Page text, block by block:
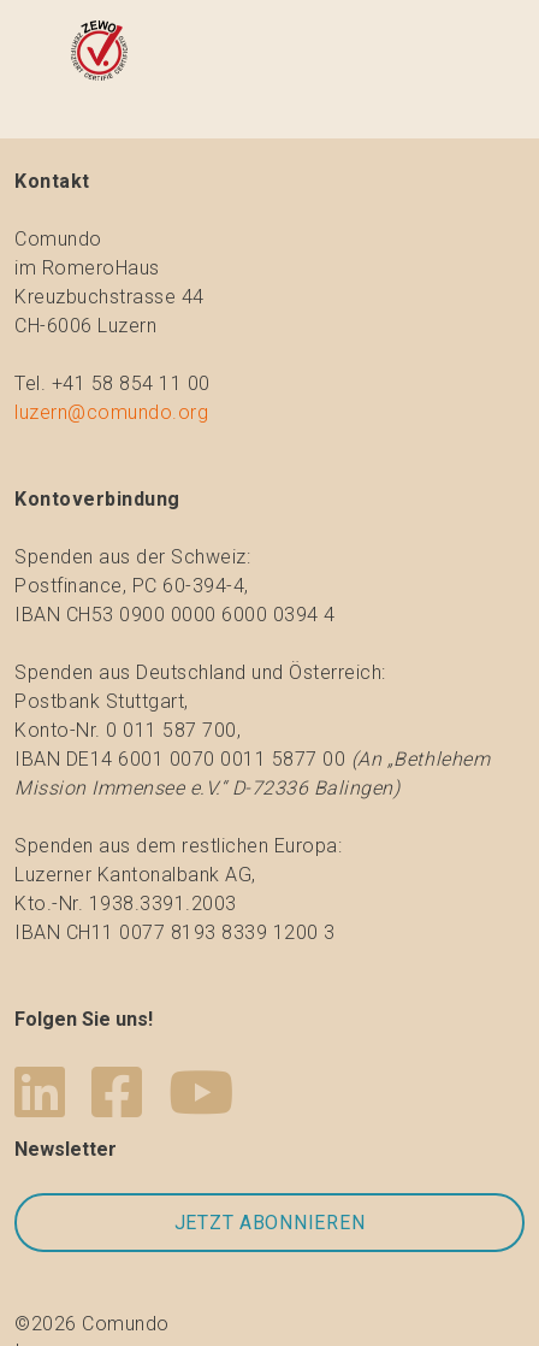
Kontakt
Comundo
im RomeroHaus
Kreuzbuchstrasse 44
CH-6006 Luzern
Tel. +41 58 854 11 00
luzern@comundo.org
Kontoverbindung
Spenden aus der Schweiz:
Postfinance, PC 60-394-4,
IBAN CH53 0900 0000 6000 0394 4
Spenden aus Deutschland und Österreich:
Postbank Stuttgart,
Konto-Nr. 0 011 587 700,
IBAN DE14 6001 0070 0011 5877 00 (An „Bethlehem
Mission Immensee e.V.“ D-72336 Balingen)
Spenden aus dem restlichen Europa:
Luzerner Kantonalbank AG,
Kto.-Nr. 1938.3391.2003
IBAN CH11 0077 8193 8339 1200 3
Folgen Sie uns!
Newsletter
©2026 Comundo